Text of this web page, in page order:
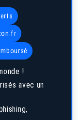
!
avec un